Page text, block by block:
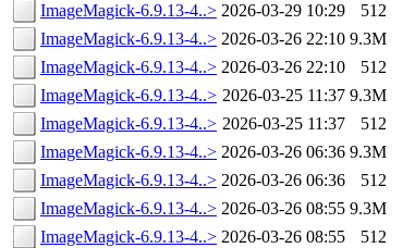
ImageMagick-6.9.13-4..> 2026-03-29 10:29
512
ImageMagick-6.9.13-4..> 2026-03-26 22:10 9.3M
ImageMagick-6.9.13-4..> 2026-03-26 22:10
512
ImageMagick-6.9.13-4..> 2026-03-25 11:37 9.3M
ImageMagick-6.9.13-4..> 2026-03-25 11:37
512
ImageMagick-6.9.13-4..> 2026-03-26 06:36 9.3M
ImageMagick-6.9.13-4..> 2026-03-26 06:36
512
ImageMagick-6.9.13-4..> 2026-03-26 08:55 9.3M
ImageMagick-6.9.13-4..> 2026-03-26 08:55
512